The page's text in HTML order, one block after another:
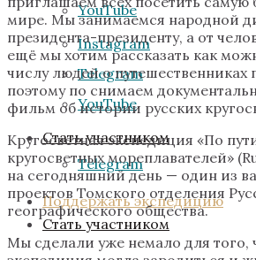
YouTube
Telegram
Стать участником
Поддержать экспедицию
Instagram
YouTube
Telegram
Стать участником
мире. Мы занимаемся народной
президента-президенту, а от
ещё мы хотим рассказать как
числу людей о путешественниках
поэтому по снимаем
фильм об истории русских
Кругосветная экспедиция «По
кругосветных мореплавателей»
на сегодняшний день — один из
проектов Томского отделения
географического общества.
Мы сделали уже немало для того,